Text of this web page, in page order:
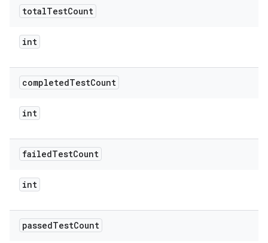
totalTestCount
int
completedTestCount
int
failedTestCount
int
passedTestCount